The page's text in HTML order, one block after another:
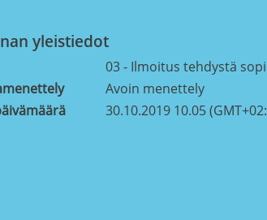
yleistiedot
03 - Ilmoitus tehdystä
Avoin menettely
30.10.2019 10.05